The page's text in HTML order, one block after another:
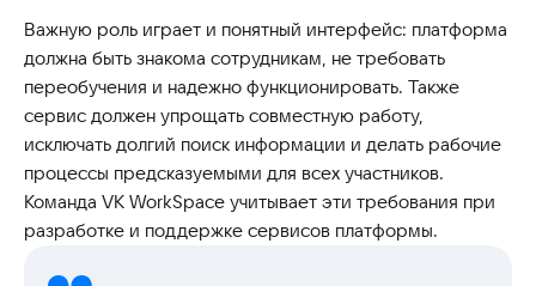
Важную роль играет и понятный интерфейс: платформа
должна быть знакома сотрудникам, не требовать
переобучения и надежно функционировать. Также
сервис должен упрощать совместную работу,
исключать долгий поиск информации и делать рабочие
процессы предсказуемыми для всех участников.
Команда VK WorkSpace учитывает эти требования при
разработке и поддержке сервисов платформы.